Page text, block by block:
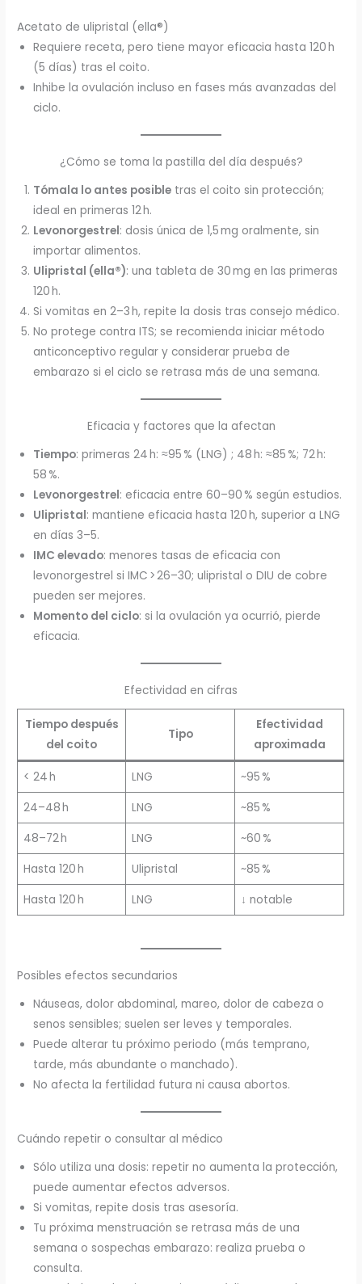
Acetato de ulipristal (ella®)
Requiere receta, pero tiene mayor eficacia hasta 120 h
(5 días) tras el coito.
Inhibe la ovulación incluso en fases más avanzadas del
ciclo.
¿Cómo se toma la pastilla del día después?
Tómala lo antes posible tras el coito sin protección;
ideal en primeras 12 h.
Levonorgestrel: dosis única de 1,5 mg oralmente, sin
importar alimentos.
Ulipristal (ella®): una tableta de 30 mg en las primeras
120 h.
Si vomitas en 2–3 h, repite la dosis tras consejo médico.
No protege contra ITS; se recomienda iniciar método
anticonceptivo regular y considerar prueba de
embarazo si el ciclo se retrasa más de una semana.
Eficacia y factores que la afectan
Tiempo: primeras 24 h: ≈95 % (LNG) ; 48 h: ≈85 %; 72 h:
58 %.
Levonorgestrel: eficacia entre 60–90 % según estudios.
Ulipristal: mantiene eficacia hasta 120 h, superior a LNG
en días 3–5.
IMC elevado: menores tasas de eficacia con
levonorgestrel si IMC > 26–30; ulipristal o DIU de cobre
pueden ser mejores.
Momento del ciclo: si la ovulación ya ocurrió, pierde
eficacia.
Efectividad en cifras
Tiempo después
del coito
Tipo
Efectividad
aproximada
< 24 h LNG
~95 %
24–48 h
LNG
~85 %
48–72 h
LNG
~60 %
Hasta 120 h
Ulipristal
~85 %
Hasta 120 h
LNG ↓ notable
Posibles efectos secundarios
Náuseas, dolor abdominal, mareo, dolor de cabeza o
senos sensibles; suelen ser leves y temporales.
Puede alterar tu próximo periodo (más temprano,
tarde, más abundante o manchado).
No afecta la fertilidad futura ni causa abortos.
Cuándo repetir o consultar al médico
Sólo utiliza una dosis: repetir no aumenta la protección,
puede aumentar efectos adversos.
Si vomitas, repite dosis tras asesoría.
Tu próxima menstruación se retrasa más de una
semana o sospechas embarazo: realiza prueba o
consulta.